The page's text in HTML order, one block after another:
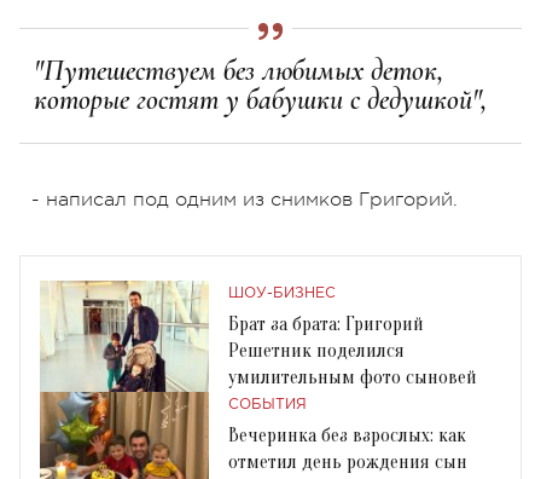
"Путешествуем без любимых деток,
которые гостят у бабушки с дедушкой",
- написал под одним из снимков Григорий.
ШОУ-БИЗНЕС
Брат за брата: Григорий
Решетник поделился
умилительным фото сыновей
СОБЫТИЯ
Вечеринка без взрослых: как
отметил день рождения сын